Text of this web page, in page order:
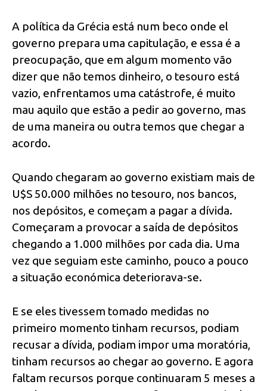
A política da Grécia está num beco onde el
governo prepara uma capitulação, e essa é a
preocupação, que em algum momento vão
dizer que não temos dinheiro, o tesouro está
vazio, enfrentamos uma catástrofe, é muito
mau aquilo que estão a pedir ao governo, mas
de uma maneira ou outra temos que chegar a
acordo.
Quando chegaram ao governo existiam mais de
U$S 50.000 milhões no tesouro, nos bancos,
nos depósitos, e começam a pagar a dívida.
Começaram a provocar a saída de depósitos
chegando a 1.000 milhões por cada dia. Uma
vez que seguiam este caminho, pouco a pouco
a situação económica deteriorava-se.
E se eles tivessem tomado medidas no
primeiro momento tinham recursos, podiam
recusar a dívida, podiam impor uma moratória,
tinham recursos ao chegar ao governo. E agora
faltam recursos porque continuaram 5 meses a